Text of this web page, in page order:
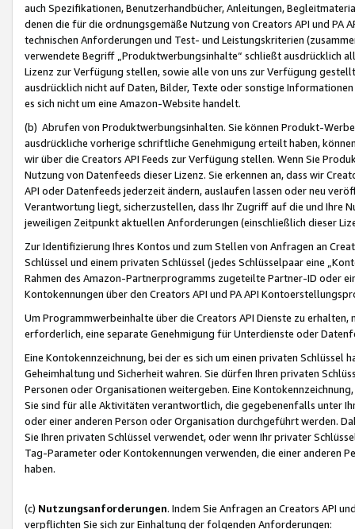
auch Spezifikationen, Benutzerhandbücher, Anleitungen,
denen die für die ordnungsgemäße Nutzung von Creators API und PA
technischen Anforderungen und Test- und Leistungskriterien
verwendete Begriff „Produktwerbungsinhalte“ schließt ausdrücklich
Lizenz zur Verfügung stellen, sowie alle von uns zur Verfügung
ausdrücklich nicht auf Daten, Bilder, Texte oder sonstige
es sich nicht um eine Amazon-Website handelt.
(b) Abrufen von Produktwerbungsinhalten. Sie können Produkt-
ausdrückliche vorherige schriftliche Genehmigung erteilt haben,
wir über die Creators API Feeds zur Verfügung stellen. Wenn Sie
Nutzung von Datenfeeds dieser Lizenz. Sie erkennen an, dass wir
API oder Datenfeeds jederzeit ändern, auslaufen lassen oder neu
Verantwortung liegt, sicherzustellen, dass Ihr Zugriff auf die und Ihre
jeweiligen Zeitpunkt aktuellen Anforderungen (einschließlich dieser
Zur Identifizierung Ihres Kontos und zum Stellen von Anfragen an
Schlüssel und einem privaten Schlüssel (jedes Schlüsselpaar eine
Rahmen des Amazon-Partnerprogramms zugeteilte Partner-ID oder
Kontokennungen über den Creators API und PA API
Um Programmwerbeinhalte über die Creators API Dienste zu
erforderlich, eine separate Genehmigung für Unterdienste oder
Eine Kontokennzeichnung, bei der es sich um einen privaten
Geheimhaltung und Sicherheit wahren. Sie dürfen Ihren privaten
Personen oder Organisationen weitergeben. Eine
Sie sind für alle Aktivitäten verantwortlich, die gegebenenfalls unter
oder einer anderen Person oder Organisation durchgeführt werden.
Sie Ihren privaten Schlüssel verwendet, oder wenn Ihr privater
Tag-Parameter oder Kontokennungen verwenden, die einer anderen
haben.
(c) Nutzungsanforderungen. Indem Sie Anfragen an Creators API
verpflichten Sie sich zur Einhaltung der folgenden Anforderungen: